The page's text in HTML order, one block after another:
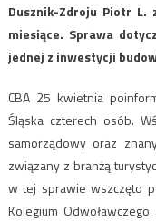
Dusznik-Zdroju Piotr
miesiące. Sprawa
jednej z inwestycji
CBA 25 kwietnia
Śląska czterech osób.
samorządowy oraz
związany z branżą
w tej sprawie wszczęto
Kolegium